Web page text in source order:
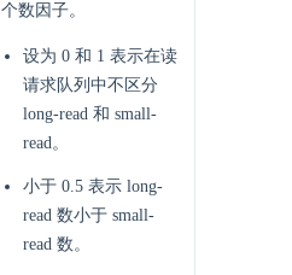
个数因子。
设为 0 和 1 表示在读
请求队列中不区分
long-read 和 small-
read。
小于 0.5 表示 long-
read 数小于 small-
read 数。